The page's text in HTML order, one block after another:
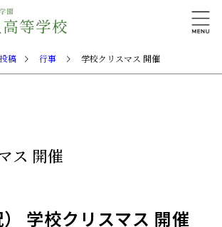
投稿 行事 学校クリスマス 開催
ス 開催
学校クリスマス 開催